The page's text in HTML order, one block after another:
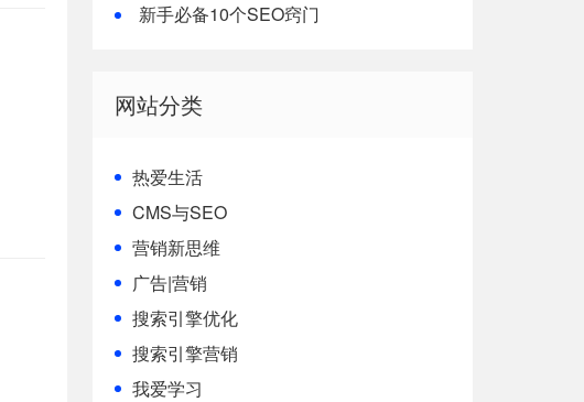
新手必备10个SEO窍门
网站分类
热爱生活
CMS与SEO
营销新思维
广告|营销
搜索引擎优化
搜索引擎营销
我爱学习